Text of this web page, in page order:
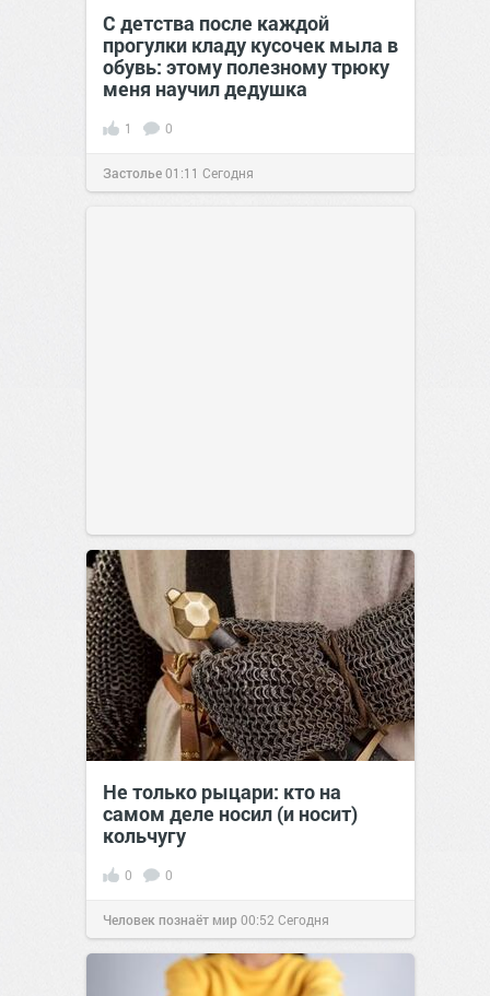
С детства после каждой
прогулки кладу кусочек мыла в
обувь: этому полезному трюку
меня научил дедушка
1 0
Застолье01:11 Сегодня
Не только рыцари: кто на
самом деле носил (и носит)
кольчугу
0 0
Человек познаёт мир00:52 Сегодня